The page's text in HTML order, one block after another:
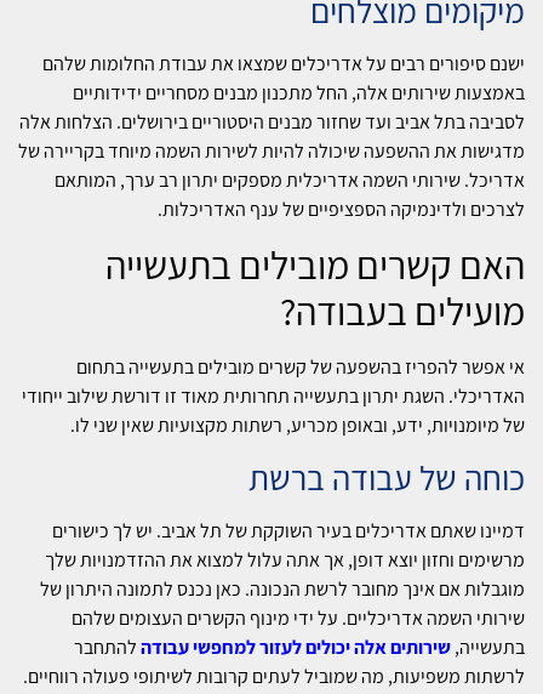
מיקומים מוצלחים
ישנם סיפורים רבים על אדריכלים שמצאו את עבודת החלומות שלהם
באמצעות שירותים אלה, החל מתכנון מבנים מסחריים ידידותיים
לסביבה בתל אביב ועד שחזור מבנים היסטוריים בירושלים. הצלחות אלה
מדגישות את ההשפעה שיכולה להיות לשירות השמה מיוחד בקריירה של
אדריכל. שירותי השמה אדריכלית מספקים יתרון רב ערך, המותאם
לצרכים ולדינמיקה הספציפיים של ענף האדריכלות.
האם קשרים מובילים בתעשייה
מועילים בעבודה?
אי אפשר להפריז בהשפעה של קשרים מובילים בתעשייה בתחום
האדריכלי. השגת יתרון בתעשייה תחרותית מאוד זו דורשת שילוב ייחודי
של מיומנויות, ידע, ובאופן מכריע, רשתות מקצועיות שאין שני לו.
כוחה של עבודה ברשת
דמיינו שאתם אדריכלים בעיר השוקקת של תל אביב. יש לך כישורים
מרשימים וחזון יוצא דופן, אך אתה עלול למצוא את ההזדמנויות שלך
מוגבלות אם אינך מחובר לרשת הנכונה. כאן נכנס לתמונה היתרון של
שירותי השמה אדריכליים. על ידי מינוף הקשרים העצומים שלהם
בתעשייה,שירותים אלה יכולים לעזור למחפשי עבודהלהתחבר
לרשתות משפיעות, מה שמוביל לעתים קרובות לשיתופי פעולה רווחיים.